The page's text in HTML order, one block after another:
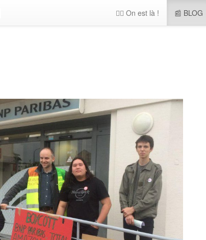
🖐🏻 On est là ! 📰 BLOG